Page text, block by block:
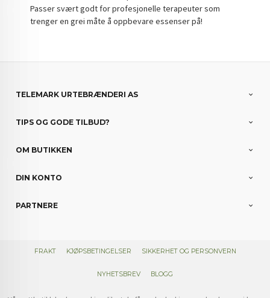
Passer svært godt for profesjonelle terapeuter som
trenger en grei måte å oppbevare essenser på!
TELEMARK URTEBRÆNDERI AS
TIPS OG GODE TILBUD?
OM BUTIKKEN
DIN KONTO
PARTNERE
FRAKT KJØPSBETINGELSER SIKKERHET OG PERSONVERN
NYHETSBREV BLOGG